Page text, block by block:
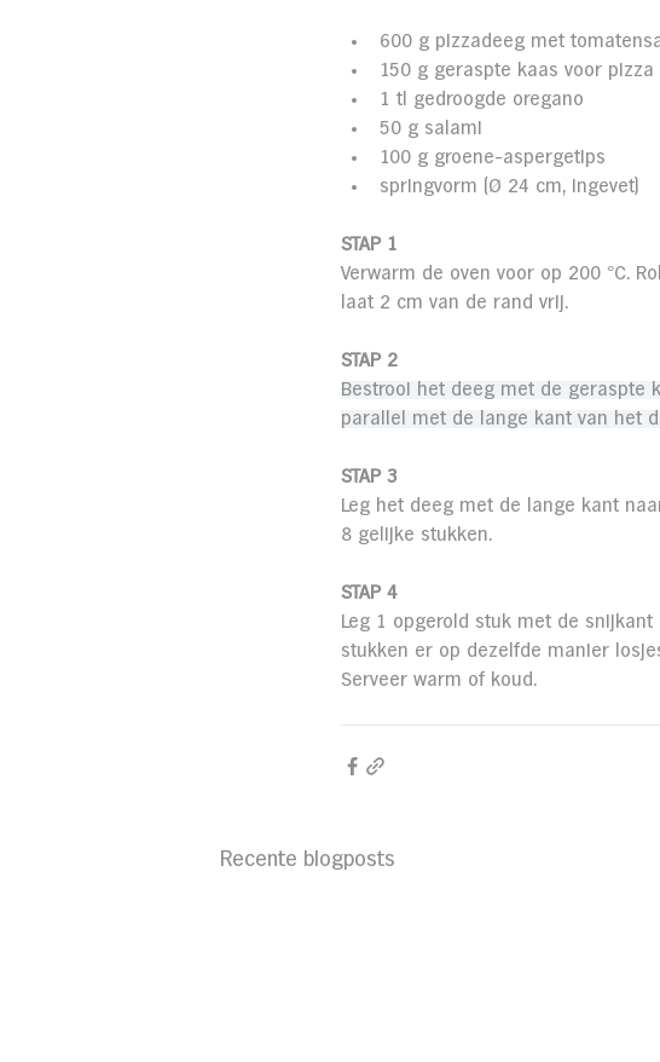
600 g pizzadeeg met
150 g geraspte kaas voor pizza
1 tl gedroogde oregano
50 g salami
100 g groene-aspergetips
springvorm (Ø 24 cm, ingevet)
STAP 1
Verwarm de oven voor op 200 °C.
laat 2 cm van de rand vrij.
STAP 2
Bestrooi het deeg met de geraspte
parallel met de lange kant van het
STAP 3
Leg het deeg met de lange kant
8 gelijke stukken.
STAP 4
Leg 1 opgerold stuk met de
stukken er op dezelfde manier
Serveer warm of koud.
Recente blogposts